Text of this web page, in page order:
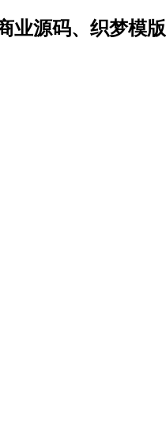
业源码、织梦模